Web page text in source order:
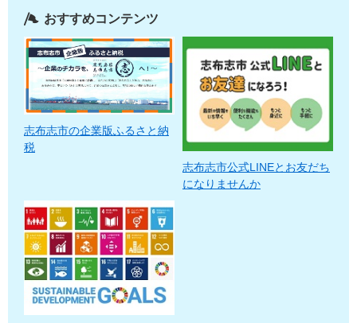
おすすめコンテンツ
志布志市の企業版ふるさと納
税
志布志市公式LINEとお友だち
になりませんか